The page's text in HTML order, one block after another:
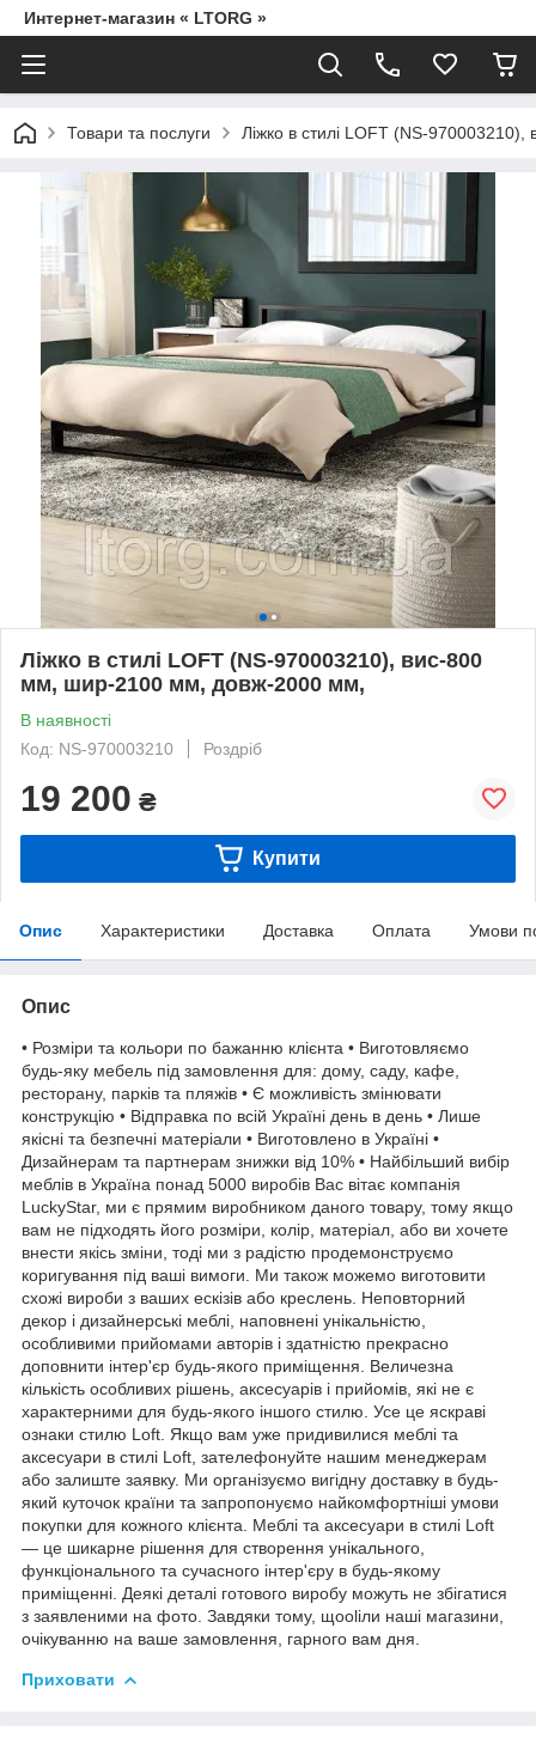
Интернет-магазин « LTORG »
Товари та послуги Ліжко в стилі LOFT (NS-
Ліжко в стилі LOFT (NS-970003210), вис-800
мм, шир-2100 мм, довж-2000 мм,
В наявності
Код: NS-970003210
Роздріб
19 200 ₴
Купити
Опис Характеристики Доставка Оплата Умови
Опис
• Розміри та кольори по бажанню клієнта • Виготовляємо
будь-яку мебель під замовлення для: дому, саду, кафе,
ресторану, парків та пляжів • Є можливість змінювати
конструкцію • Відправка по всій Україні день в день • Лише
якісні та безпечні матеріали • Виготовлено в Україні •
Дизайнерам та партнерам знижки від 10% • Найбільший вибір
меблів в Україна понад 5000 виробів Вас вітає компанія
LuckyStar, ми є прямим виробником даного товару, тому якщо
вам не підходять його розміри, колір, матеріал, або ви хочете
внести якісь зміни, тоді ми з радістю продемонструємо
коригування під ваші вимоги. Ми також можемо виготовити
схожі вироби з ваших ескізів або креслень. Неповторний
декор і дизайнерські меблі, наповнені унікальністю,
особливими прийомами авторів і здатністю прекрасно
доповнити інтер'єр будь-якого приміщення. Величезна
кількість особливих рішень, аксесуарів і прийомів, які не є
характерними для будь-якого іншого стилю. Усе це яскраві
ознаки стилю Loft. Якщо вам уже придивилися меблі та
аксесуари в стилі Loft, зателефонуйте нашим менеджерам
або залиште заявку. Ми організуємо вигідну доставку в будь-
який куточок країни та запропонуємо найкомфортніші умови
покупки для кожного клієнта. Меблі та аксесуари в стилі Loft
— це шикарне рішення для створення унікального,
функціонального та сучасного інтер'єру в будь-якому
приміщенні. Деякі деталі готового виробу можуть не збігатися
з заявленими на фото. Завдяки тому, щоolіли наші магазини,
очікуванню на ваше замовлення, гарного вам дня.
Приховати